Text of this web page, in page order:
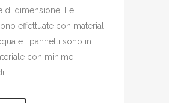
di dimensione. Le
effettuate con materiali
e i pannelli sono in
con minime